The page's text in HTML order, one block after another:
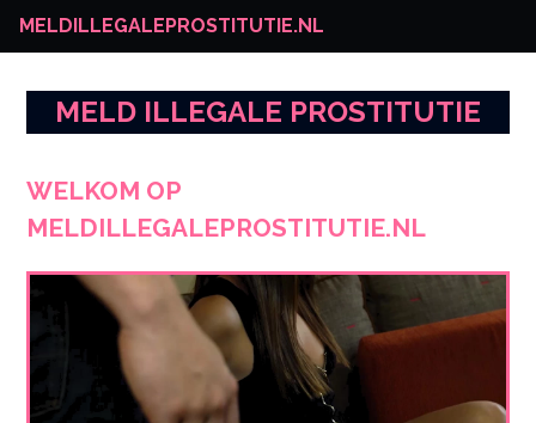
MELDILLEGALEPROSTITUTIE.NL
MELD ILLEGALE PROSTITUTIE
WELKOM OP
MELDILLEGALEPROSTITUTIE.NL